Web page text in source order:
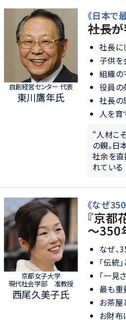
自創経営センター 代表
東川鷹年氏
《日本で
―――社長
社長に
子供を
組織の
役員の
社長の
人を育
“人材こ
の親。日
社余を直
れている
京都女子大学
現代社会学部 准教授
西尾久美子氏
《なぜ350
『京都
～350
なぜ
「伝統
「一見
最も重
お茶
お財布